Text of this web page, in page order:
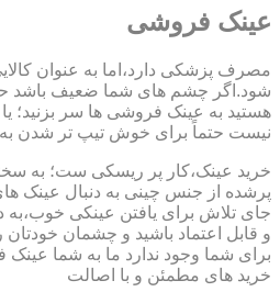
عینک فروشی
مصرف پزشکی دارد،اما به عنوان
شود.اگر چشم های شما ضعیف باشد
هستید به عینک فروشی ها سر بزنید؛
نیست حتماً برای خوش تیپ تر شدن
خرید عینک،کار پر ریسکی ست؛ به
پرشده از جنس چینی به دنبال عینک
جای تلاش برای یافتن عینکی
و قابل اعتماد باشید و چشمان خودتان
برای شما وجود ندارد ما به شما عینک
خرید های مطمئن و با اصالت